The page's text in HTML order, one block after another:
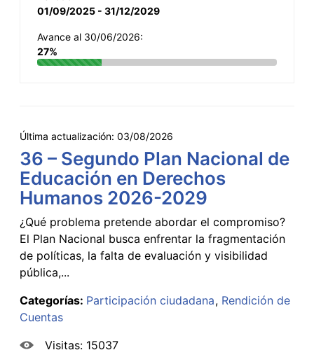
01/09/2025 - 31/12/2029
Avance al 30/06/2026:
27%
Última actualización: 03/08/2026
36 – Segundo Plan Nacional de
Educación en Derechos
Humanos 2026-2029
¿Qué problema pretende abordar el compromiso?
El Plan Nacional busca enfrentar la fragmentación
de políticas, la falta de evaluación y visibilidad
pública,...
Categorías: Participación ciudadana Rendición de
Cuentas
Visitas: 15037